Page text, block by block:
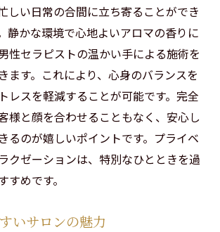
しい日常の合間に立ち寄ることができ
静かな環境で心地よいアロマの香りに
性セラピストの温かい手による施術を
ます。これにより、心身のバランスを
レスを軽減することが可能です。完全
様と顔を合わせることもなく、安心し
るのが嬉しいポイントです。プライベ
クゼーションは、特別なひとときを過
すめです。
いサロンの魅力